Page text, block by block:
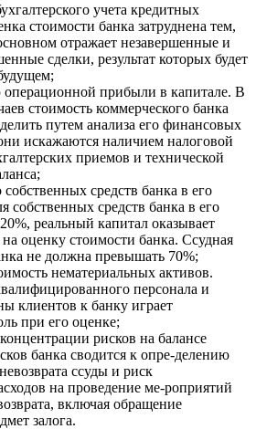
учета кредитных
стоимости банка затруднена тем,
отражает незавершенные и
сделки, результат которых будет
прибыли в капитале. В
стоимость коммерческого банка
путем анализа его финансовых
искажаются наличием налоговой
приемов и технической
средств банка в его
собственных средств банка в его
реальный капитал оказывает
оценку стоимости банка. Ссудная
не должна превышать 70%;
нематериальных активов.
персонала и
клиентов к банку играет
при его оценке;
рисков на балансе
банка сводится к опре-делению
ссуды и риск
на проведение ме-роприятий
включая обращение
залога.